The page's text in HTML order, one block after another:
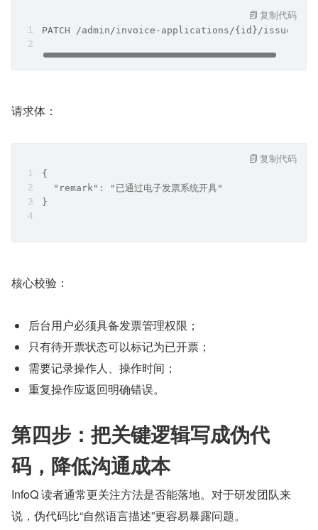
PATCH /admin/invoice-applications/{id}/issued
复制代码
请求体：
{
  "remark": "已通过电子发票系统开具"
}
复制代码
核心校验：
后台用户必须具备发票管理权限；
只有待开票状态可以标记为已开票；
需要记录操作人、操作时间；
重复操作应返回明确错误。
第四步：把关键逻辑写成伪代
码，降低沟通成本
InfoQ 读者通常更关注方法是否能落地。对于研发团队来
说，伪代码比“自然语言描述”更容易暴露问题。